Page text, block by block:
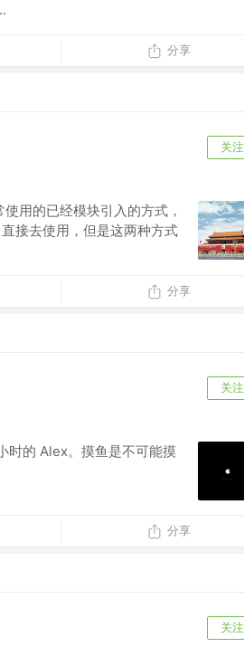
分享
关注
用的已经模块引入的方式，
接去使用，但是这两种方式
分享
关注
时的 Alex。摸鱼是不可能摸
分享
关注